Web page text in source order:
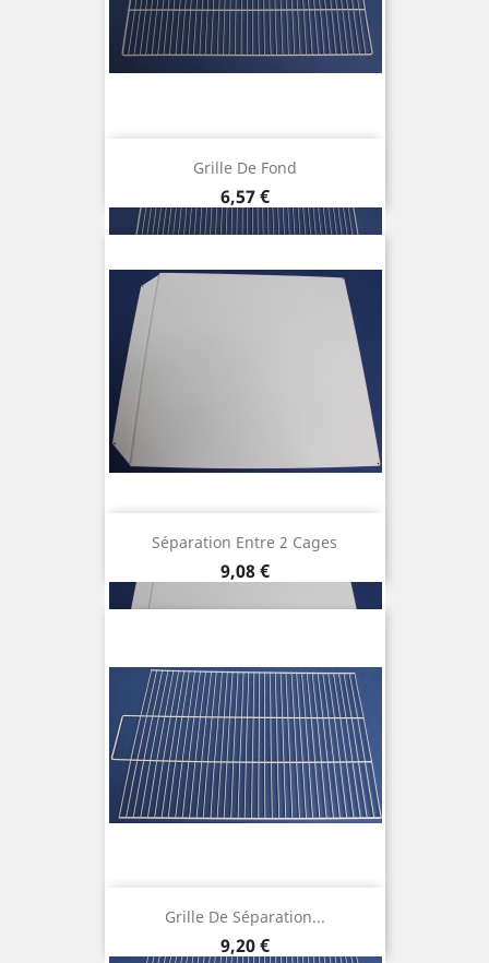
Grille De Fond
Prix
6,57 €
Séparation Entre 2 Cages
Prix
9,08 €
Grille De Séparation...
Prix
9,20 €